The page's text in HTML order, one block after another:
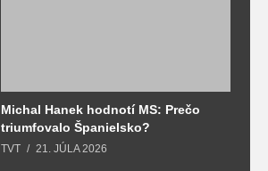
Michal Hanek hodnotí MS: Prečo
triumfovalo Španielsko?
TVT 21. JÚLA 2026